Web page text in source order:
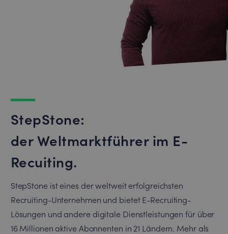
StepStone:
der Weltmarktführer im E-
Recuiting.
StepStone ist eines der weltweit erfolgreichsten
Recruiting-Unternehmen und bietet E-Recruiting-
Lösungen und andere digitale Dienstleistungen für über
16 Millionen aktive Abonnenten in 21 Ländern. Mehr als